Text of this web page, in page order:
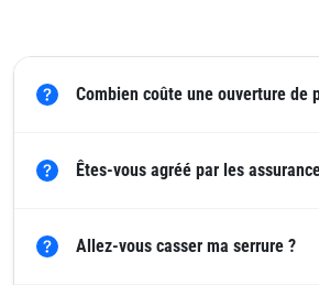
Combien coûte une ouverture de
Êtes-vous agréé par les
Allez-vous casser ma serrure ?